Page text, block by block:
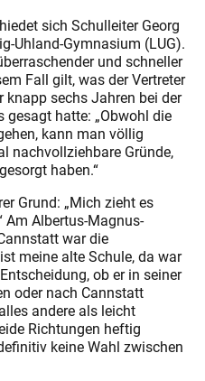
sich Schulleiter Georg
Uhland-Gymnasium (LUG).
und schneller
Fall gilt, was der Vertreter
sechs Jahren bei der
hatte: „Obwohl die
kann man völlig
nachvollziehbare Gründe,
haben.“
Grund: „Mich zieht es
Am Albertus-Magnus-
war die
meine alte Schule, da war
ob er in seiner
oder nach Cannstatt
andere als leicht
Richtungen heftig
keine Wahl zwischen